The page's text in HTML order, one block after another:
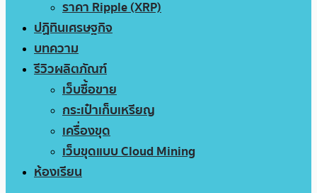
ราคา Ripple (XRP)
ปฏิทินเศรษฐกิจ
บทความ
รีวิวผลิตภัณฑ์
เว็บซื้อขาย
กระเป๋าเก็บเหรียญ
เครื่องขุด
เว็บขุดแบบ Cloud Mining
ห้องเรียน